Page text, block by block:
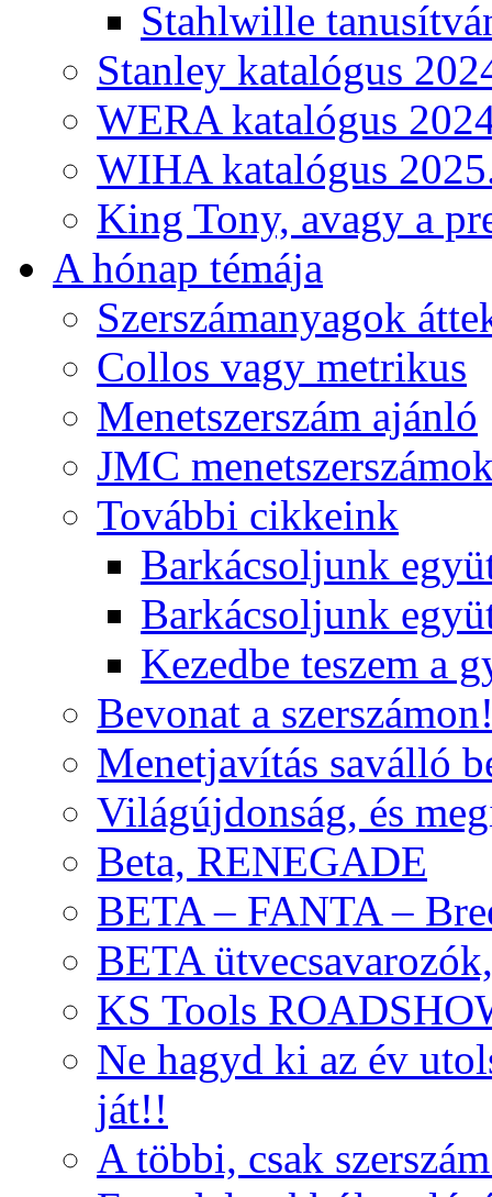
Stahlwille
Stanley katalógus
WERA katalógus
WIHA katalógus
King Tony, avagy a
A hónap témája
Szerszámanyagok
Collos vagy metrikus
Menetszerszám ajánló
JMC
További cikkeink
Barkácsoljunk
Barkácsoljunk
Kezedbe teszem a
Bevonat a
Menetjavítás saválló
Világújdonság, és
Beta, RENEGADE
BETA – FANTA –
BETA
KS Tools
Ne hagyd ki az év
ját!!
A többi, csak